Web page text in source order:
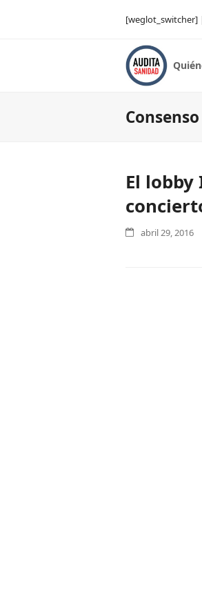
[weglot_switcher] |
El
abril 29, 2016